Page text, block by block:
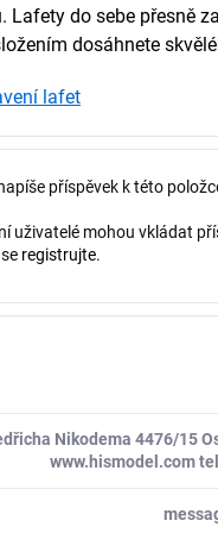
Lafety do sebe přesně
dosáhnete
lafet
příspěvek k této
uživatelé mohou vkládat
registrujte.
Nikodema 4476/15
www.hismodel.com